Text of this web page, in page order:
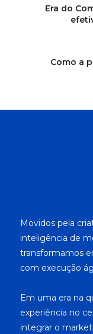
Era do
Como a
Movidos pela
inteligência de
transformamos
com execução
Em uma era na
experiência no
integrar o